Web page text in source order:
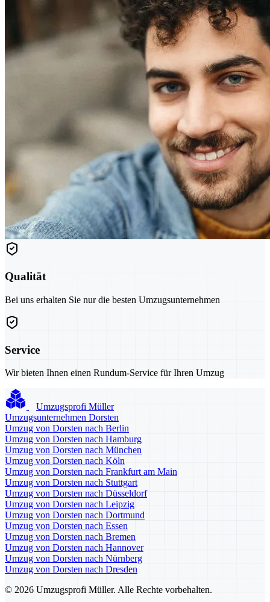
Qualität
Bei uns erhalten Sie nur die besten Umzugsunternehmen
Service
Wir bieten Ihnen einen Rundum-Service für Ihren Umzug
Umzugsprofi Müller
Umzugsunternehmen Dorsten
Umzug von Dorsten nach Berlin
Umzug von Dorsten nach Hamburg
Umzug von Dorsten nach München
Umzug von Dorsten nach Köln
Umzug von Dorsten nach Frankfurt am Main
Umzug von Dorsten nach Stuttgart
Umzug von Dorsten nach Düsseldorf
Umzug von Dorsten nach Leipzig
Umzug von Dorsten nach Dortmund
Umzug von Dorsten nach Essen
Umzug von Dorsten nach Bremen
Umzug von Dorsten nach Hannover
Umzug von Dorsten nach Nürnberg
Umzug von Dorsten nach Dresden
© 2026 Umzugsprofi Müller. Alle Rechte vorbehalten.